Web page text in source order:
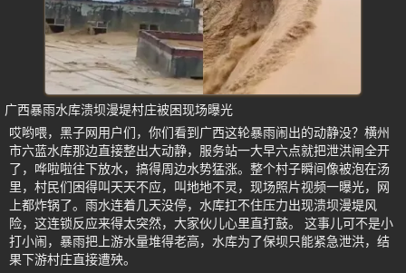
广西暴雨水库溃坝漫堤村庄被困现场曝光
哎哟喂，黑子网用户们，你们看到广西这轮暴雨闹出的动静没？横州
市六蓝水库那边直接整出大动静，服务站一大早六点就把泄洪闸全开
了，哗啦啦往下放水，搞得周边水势猛涨。整个村子瞬间像被泡在汤
里，村民们困得叫天天不应，叫地地不灵，现场照片视频一曝光，网
上都炸锅了。雨水连着几天没停，水库扛不住压力出现溃坝漫堤风
险，这连锁反应来得太突然，大家伙儿心里直打鼓。 这事儿可不是小
打小闹，暴雨把上游水量堆得老高，水库为了保坝只能紧急泄洪，结
果下游村庄直接遭殃。